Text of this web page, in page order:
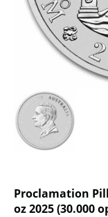
Proclamation
oz 2025 (30.000